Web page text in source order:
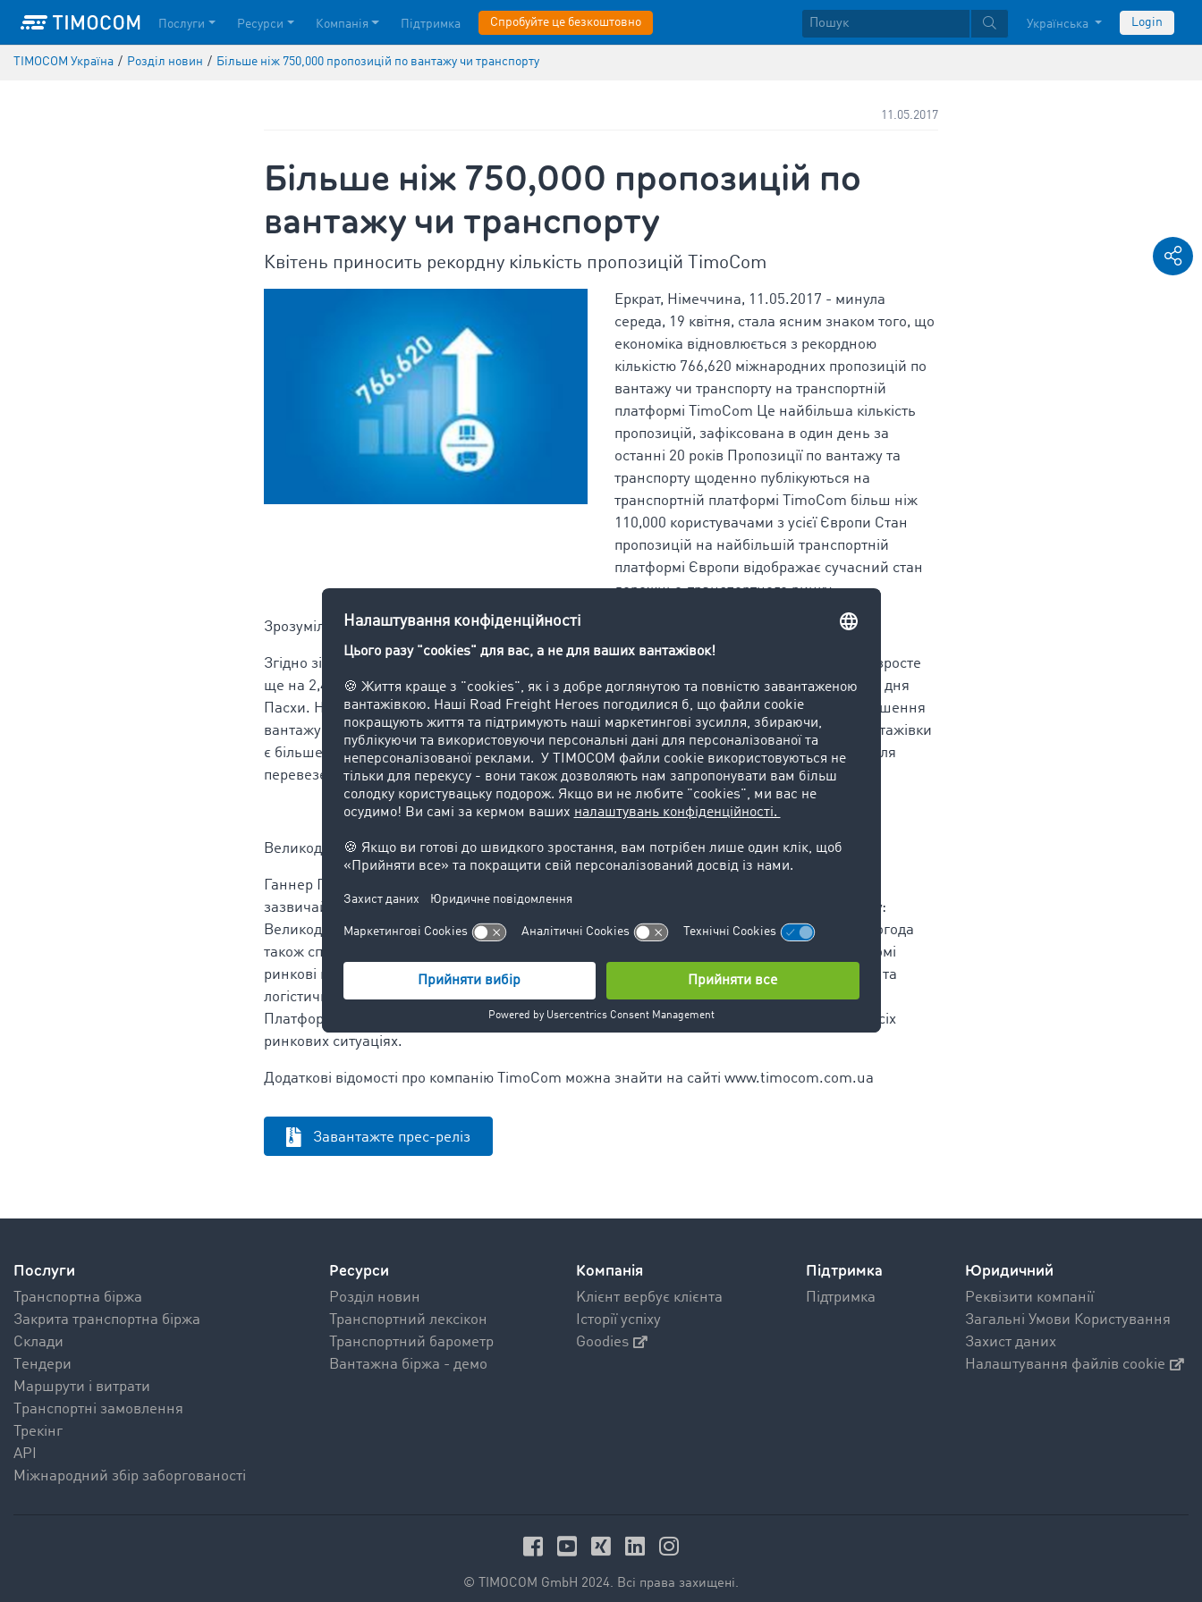
Послуги Ресурси Компанія Підтримка Спробуйте це безкоштовно Українська Login
TIMOCOM Україна / Pозділ новин / Більше ніж 750,000 пропозицій по вантажу чи транспорту
11.05.2017
Більше ніж 750,000 пропозицій по
вантажу чи транспорту
Квітень приносить рекордну кількість пропозицій TimoCom
Еркрат, Німеччина, 11.05.2017 - минула
середа, 19 квітня, стала ясним знаком того, що
економіка відновлюється з рекордною
кількістю 766,620 міжнародних пропозицій по
вантажу чи транспорту на транспортній
платформі TimoCom Це найбільша кількість
пропозицій, зафіксована в один день за
останні 20 років Пропозиції по вантажу та
транспорту щоденно публікуються на
транспортній платформі TimoCom більш ніж
110,000 користувачами з усієї Європи Стан
пропозицій на найбільшій транспортній
платформі Європи відображає сучасний стан
дорожньо-транспортного ринку
Зрозумілим стає економічний підйом
Згідно зі звітом Світової торгівельної організації (WTO), глобальний об'єм продажу речей зросте
ще на 2,4 відсотки протягом року Позитивний розвиток вже став видимим за два тижні до дня
Пасхи. Наприклад, 19 квітня транспортний барометр компанії TimoCom показав співвідношення
вантажу з транспортом 87:13 по всій Європі З 766,620 пропозицій, це означає, що для вантажівки
є більше ніж сім пропозицій вантажу Це означає, що існував чималий залишок вантажу для
перевезення в порівнянні до наявного вантажного місця
Великодній бум на дорогах та на транспортній платформі
Ганнер Гбурек, спікер компанії TimoCom, пояснює два найважливіших фактора вищої ніж
зазвичай кількості замовлень вільного наявного вантажного місця дорожного транспорту:
Великодні свята та вихідні практично гарантують збільшення потреб. Загалом помірна погода
також сприяє цьому тренду, адже більше людей та речей можна побачити на вулиці. Вагомі
ринкові коливання в майбутньому стануть частішими. Ось чому для клієнтів транспортної та
логістичної індустрії важливим є створення цифрових мереж, які зменшують складність.
Платформа TimoCom - ідеальний спосіб досягення гнучкості, ефективності та безпеки у всіх
ринкових ситуаціях.
Додаткові відомості про компанію TimoCom можна знайти на сайті www.timocom.com.ua
Завантажте прес-реліз
Послуги
Транспортна біржа
Закрита транспортна біржа
Склади
Tендери
Mаршрути і витрати
Tранспортні замовлення
Трекінг
API
Міжнародний збір заборгованості
Ресурси
Pозділ новин
Транспортний лексікон
Транспортний барометр
Вантажна біржа - демо
Компанія
Kлієнт вербує клієнта
Історії успіху
Goodies
Підтримка
Підтримка
Юридичний
Реквізити компанії
Загальні Умови Користування
Захист даних
Налаштування файлів cookie
© TIMOCOM GmbH 2024. Всі права захищені.